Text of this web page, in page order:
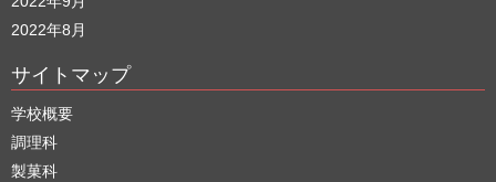
2022年8月
サイトマップ
学校概要
調理科
製菓科